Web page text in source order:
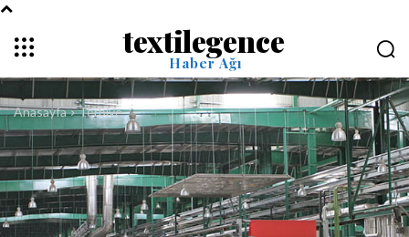
textilegence
Haber Ağı
Anasayfa Terbiye